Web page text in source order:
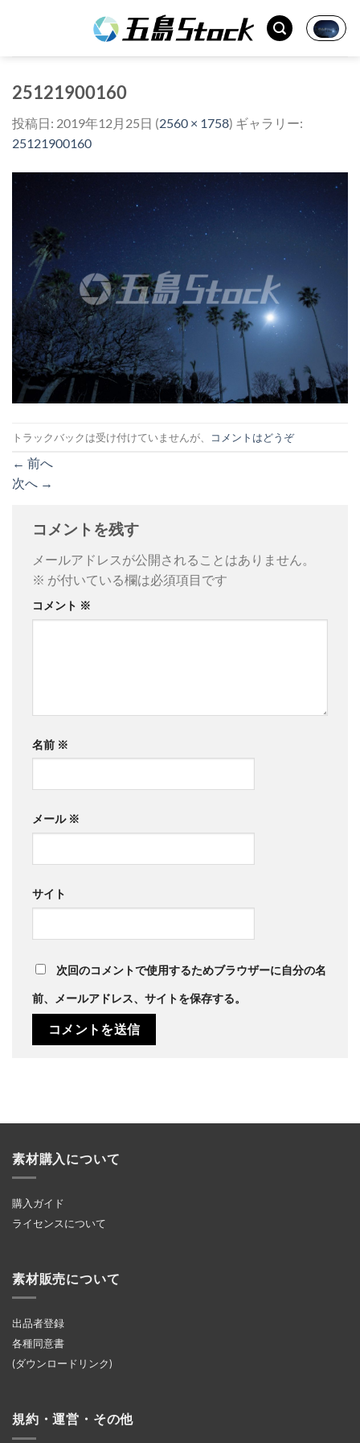
25121900160
投稿日: 2019年12月25日 (2560 × 1758) ギャラリー:
25121900160
トラックバックは受け付けていませんが、 コメントはどうぞ
← 前へ
次へ →
コメントを残す
メールアドレスが公開されることはありません。
※ が付いている欄は必須項目です
コメント ※
名前 ※
メール ※
サイト
次回のコメントで使用するためブラウザーに自分の名
前、メールアドレス、サイトを保存する。
素材購入について
購入ガイド
ライセンスについて
素材販売について
出品者登録
各種同意書
(ダウンロードリンク)
規約・運営・その他